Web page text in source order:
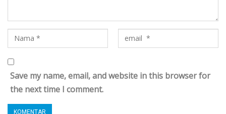
Save my name, email, and website in this browser for
the next time I comment.